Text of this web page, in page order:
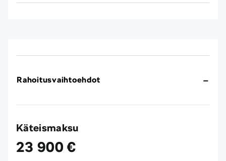
Rahoitusvaihtoehdot
Käteismaksu
23 900 €